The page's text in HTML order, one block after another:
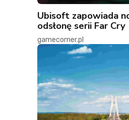
Ubisoft zapowiada
odsłonę serii Far Cry
gamecorner.pl